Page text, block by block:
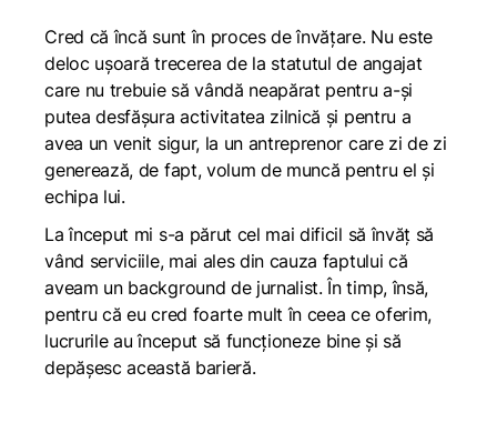
Cred că încă sunt în proces de învățare. Nu este
deloc ușoară trecerea de la statutul de angajat
care nu trebuie să vândă neapărat pentru a-și
putea desfășura activitatea zilnică și pentru a
avea un venit sigur, la un antreprenor care zi de zi
generează, de fapt, volum de muncă pentru el și
echipa lui.
La început mi s-a părut cel mai dificil să învăț să
vând serviciile, mai ales din cauza faptului că
aveam un background de jurnalist. În timp, însă,
pentru că eu cred foarte mult în ceea ce oferim,
lucrurile au început să funcționeze bine și să
depășesc această barieră.